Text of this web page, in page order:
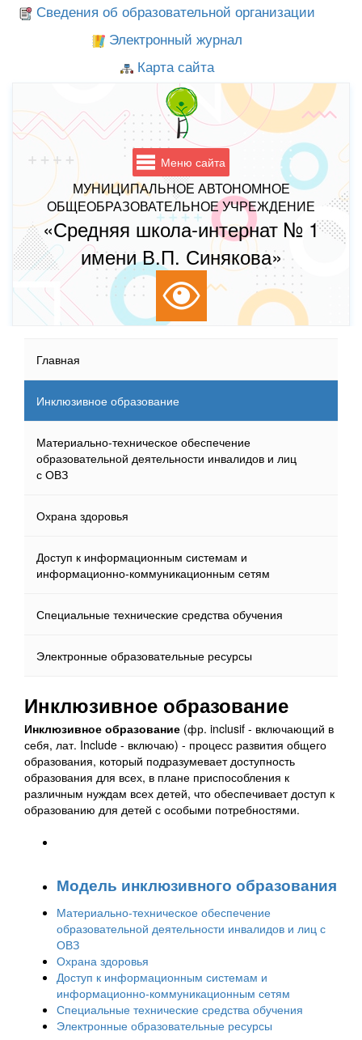
Сведения об образовательной организации
Электронный журнал
Карта сайта
Меню сайта
МУНИЦИПАЛЬНОЕ АВТОНОМНОЕ
ОБЩЕОБРАЗОВАТЕЛЬНОЕ УЧРЕЖДЕНИЕ
«Средняя школа-интернат № 1
имени В.П. Синякова»
Главная
Инклюзивное образование
Материально-техническое обеспечение
образовательной деятельности инвалидов и лиц
с ОВЗ
Охрана здоровья
Доступ к информационным системам и
информационно-коммуникационным сетям
Специальные технические средства обучения
Электронные образовательные ресурсы
Инклюзивное образование
Инклюзивное образование (фр. inclusif - включающий в
себя, лат. Include - включаю) - процесс развития общего
образования, который подразумевает доступность
образования для всех, в плане приспособления к
различным нуждам всех детей, что обеспечивает доступ к
образованию для детей с особыми потребностями.
Модель инклюзивного образования
Материально-техническое обеспечение
образовательной деятельности инвалидов и лиц с
ОВЗ
Охрана здоровья
Доступ к информационным системам и
информационно-коммуникационным сетям
Специальные технические средства обучения
Электронные образовательные ресурсы